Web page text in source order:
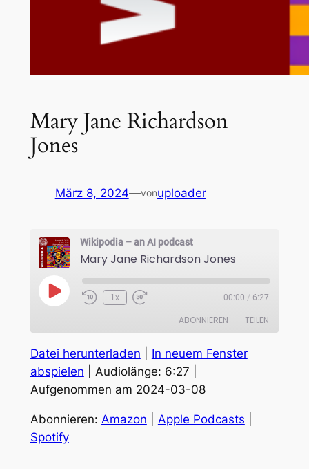
Mary Jane Richardson
Jones
März 8, 2024—vonuploader
Wikipodia – an AI podcast
Mary Jane Richardson Jones
Play
Episode
1x 00:00 / 6:27
ABONNIEREN TEILEN
Amazon Apple Podcasts
TEILEN
LINK
EMBED
Datei herunterladen
In neuem Fenster
abspielen
Audiolänge: 6:27
Aufgenommen am 2024-03-08
Abonnieren: Amazon Apple Podcasts
Spotify